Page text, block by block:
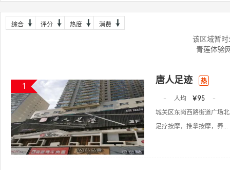
综合 评分 热度 消费
该区域暂
青莲体验
1
唐人足迹 热
- 人均 ￥95
-
城关区东岗西路街道广场
足疗按摩，推拿按摩，养...